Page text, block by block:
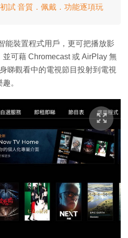
試 音質．佩戴．功能逐項玩
能裝置程式用戶，更可把播放影
並可藉 Chromecast 或 AirPlay 無
睇觀看中的電視節目投射到電視
。